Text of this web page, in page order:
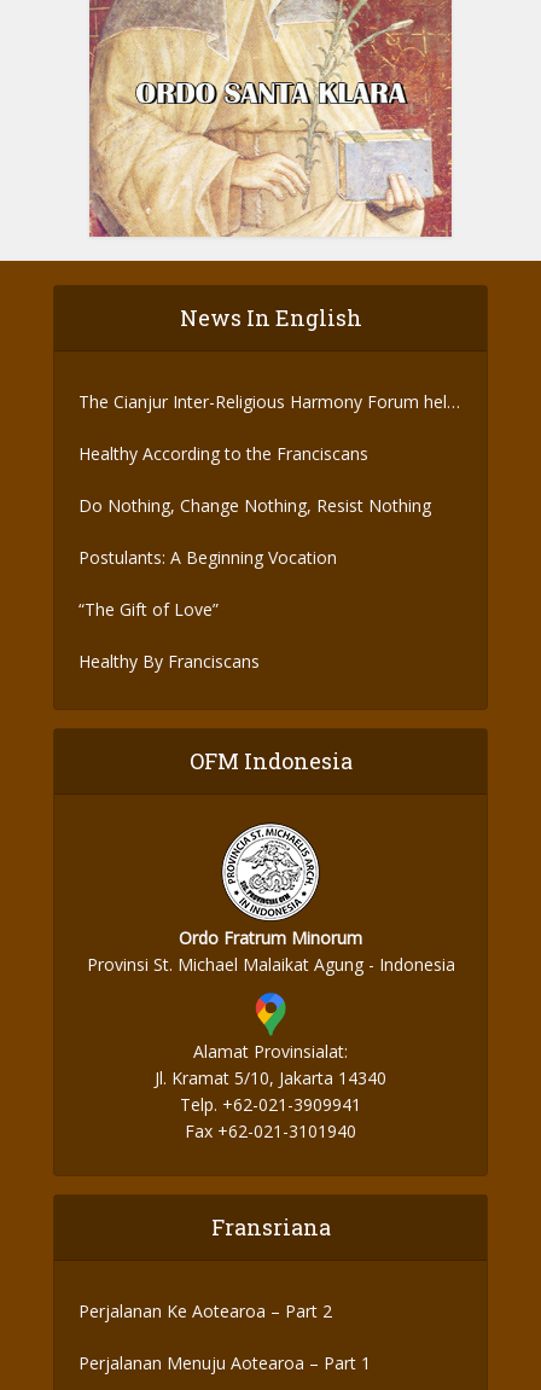
News In English
The Cianjur Inter-Religious Harmony Forum held
Healthy According to the Franciscans
Do Nothing, Change Nothing, Resist Nothing
Postulants: A Beginning Vocation
“The Gift of Love”
Healthy By Franciscans
OFM Indonesia
Ordo Fratrum Minorum
Provinsi St. Michael Malaikat Agung - Indonesia
Alamat Provinsialat:
Jl. Kramat 5/10, Jakarta 14340
Telp. +62-021-3909941
Fax +62-021-3101940
Fransriana
Perjalanan Ke Aotearoa – Part 2
Perjalanan Menuju Aotearoa – Part 1